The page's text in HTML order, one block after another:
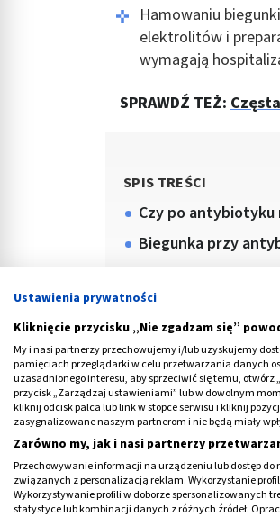
Hamowaniu
elektrolitów i
wymagają
SPRAWDŹ TEŻ:
SPIS TREŚCI
Czy po antybiotyku
Biegunka przy
Czy odstawić
Ile trwa biegunka
Medme poleca
Ustawienia prywatności
Kliknięcie przycisku „Nie zgadzam się”
My i nasi partnerzy przechowujemy i/lub uzyskujemy
pamięciach przeglądarki w celu przetwarzania danych
uzasadnionego interesu, aby sprzeciwić się temu,
przycisk „Zarządzaj ustawieniami” lub w dowolnym
kliknij odcisk palca lub link w stopce serwisu i kliknij
zasygnalizowane naszym partnerom i nie będą miały
Zarówno my, jak i nasi partnerzy
Przechowywanie informacji na urządzeniu lub dostęp
związanych z personalizacją reklam. Wykorzystanie
Wykorzystywanie profili w doborze spersonalizowanych
statystyce lub kombinacji danych z różnych źródeł.